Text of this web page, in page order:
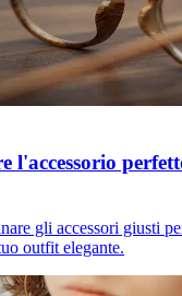
l'accessorio
gli accessori giusti
outfit elegante.